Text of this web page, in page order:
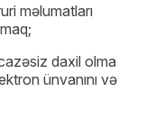
məlumatları
daxil olma
ünvanını və